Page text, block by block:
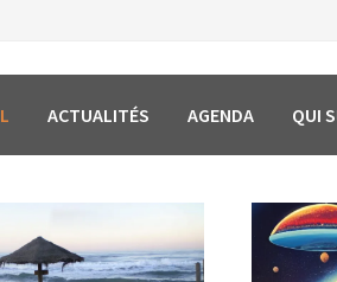
ACTUALITÉS AGENDA QUI